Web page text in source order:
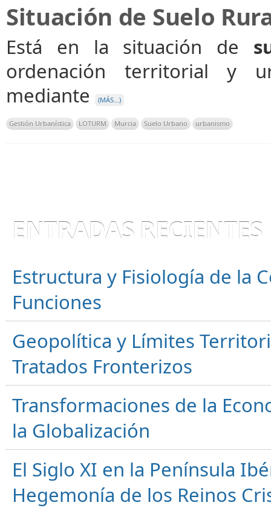
Situación de Suelo
Está en la situación de
ordenación territorial y
mediante
(MÁS…)
Gestión Urbanística LOTURM Murcia Suelo Urbano urbanismo
ENTRADAS RECIENTES
Estructura y Fisiología de la
Funciones
Geopolítica y Límites
Tratados Fronterizos
Transformaciones de la
la Globalización
El Siglo XI en la Península
Hegemonía de los Reinos